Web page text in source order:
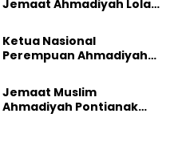
Jemaat Ahmadiyah Lolak
Sembako kepada Warga
Ketua Nasional
Perempuan Ahmadiyah
Besar Universitas
Terbuka
Jemaat Muslim
Ahmadiyah Pontianak